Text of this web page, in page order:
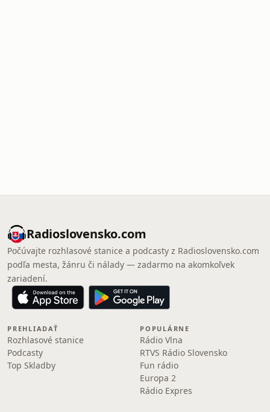
Radioslovensko.com
Počúvajte rozhlasové stanice a podcasty z Radioslovensko.com
podľa mesta, žánru či nálady — zadarmo na akomkoľvek
zariadení.
PREHLIADAŤ
Rozhlasové stanice
Podcasty
Top Skladby
POPULÁRNE
Rádio Vlna
RTVS Rádio Slovensko
Fun rádio
Europa 2
Rádio Expres